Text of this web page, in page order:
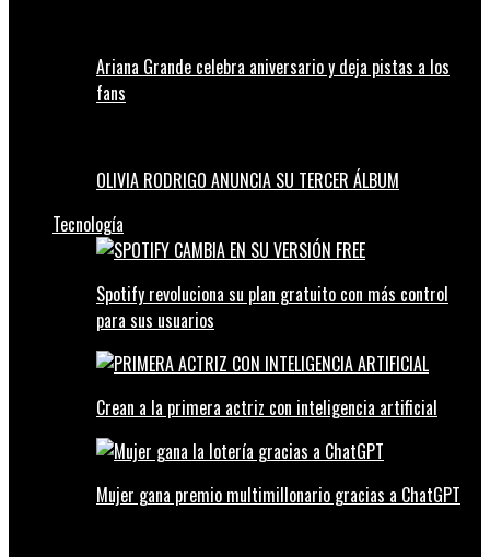
Ariana Grande celebra aniversario y deja pistas a los
fans
OLIVIA RODRIGO ANUNCIA SU TERCER ÁLBUM
Tecnología
Spotify revoluciona su plan gratuito con más control
para sus usuarios
Crean a la primera actriz con inteligencia artificial
Mujer gana premio multimillonario gracias a ChatGPT